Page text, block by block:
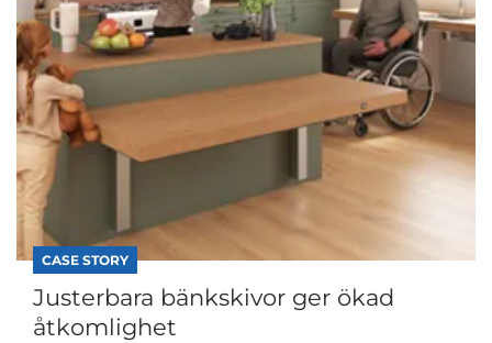
CASE STORY
Justerbara bänkskivor ger ökad
åtkomlighet